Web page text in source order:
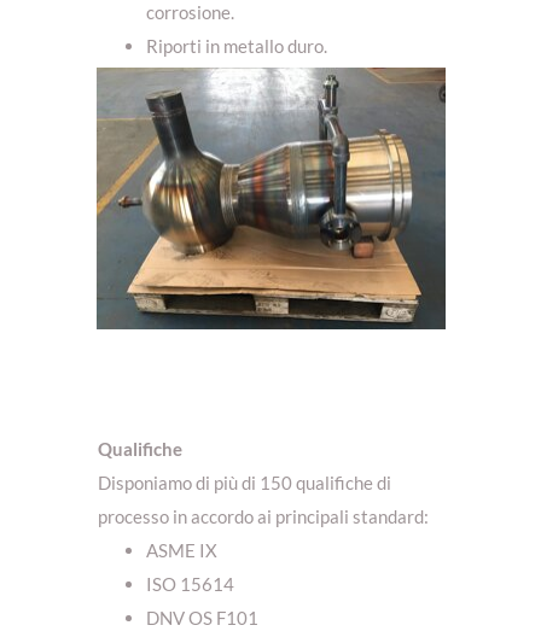
corrosione.
Riporti in metallo duro.
Qualifiche
Disponiamo di più di 150 qualifiche di
processo in accordo ai principali standard:
ASME IX
ISO 15614
DNV OS F101